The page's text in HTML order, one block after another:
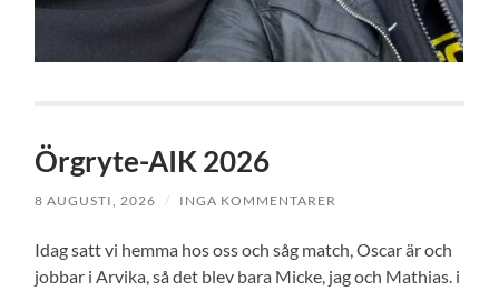
Örgryte-AIK 2026
8 AUGUSTI, 2026 / INGA KOMMENTARER
Idag satt vi hemma hos oss och såg match, Oscar är och
jobbar i Arvika, så det blev bara Micke, jag och Mathias. i